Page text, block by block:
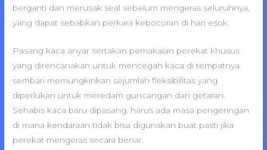
berganti dan merusak seal sebelum mengeras seluruhnya,
yang dapat sebabkan perkara kebocoran di hari esok.
Pasang kaca anyar sertakan pemakaian perekat khusus
yang direncanakan untuk mencegah kaca di tempatnya
sembari memungkinkan sejumlah fleksibilitas yang
diperlukan untuk meredam guncangan dan getaran.
Sehabis kaca baru dipasang, harus ada masa pengeringan
di mana kendaraan tidak bisa digunakan buat pasti jika
perekat mengeras secara benar.